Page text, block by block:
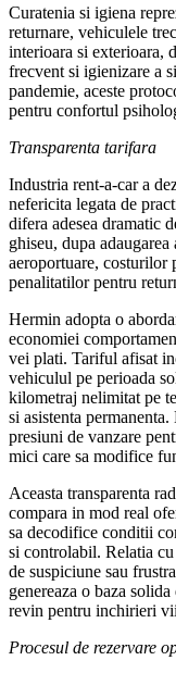
Curatenia si igiena
returnare, vehiculele
interioara si exterioara,
frecvent si igienizare a
pandemie, aceste
pentru confortul
Transparenta tarifara
Industria rent-a-car a
nefericita legata de
difera adesea dramatic
ghiseu, dupa
aeroportuare, costurilor
penalitatilor pentru
Hermin adopta o
economiei
vei plati. Tariful afisat
vehiculul pe perioada
kilometraj nelimitat pe
si asistenta
presiuni de vanzare
mici care sa modifice
Aceasta transparenta
compara in mod real
sa decodifice conditii
si controlabil. Relatia
de suspiciune sau
genereaza o baza
revin pentru inchirieri
Procesul de rezervare